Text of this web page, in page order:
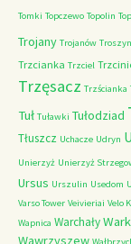
Tomki Topczewo Topolin
Trojany Trojanów Troszyn
Trzcianka Trzciel
Trzęsacz Trzścianka
Tuł Tuławki Tułodziad
Tłuszcz Uchacze Udryn
Unierzyż Unierzyż
Ursus Urszulin Usedom
Varso Tower Veivieriai Velo
Wapnica Warchały
Wawrzyszew